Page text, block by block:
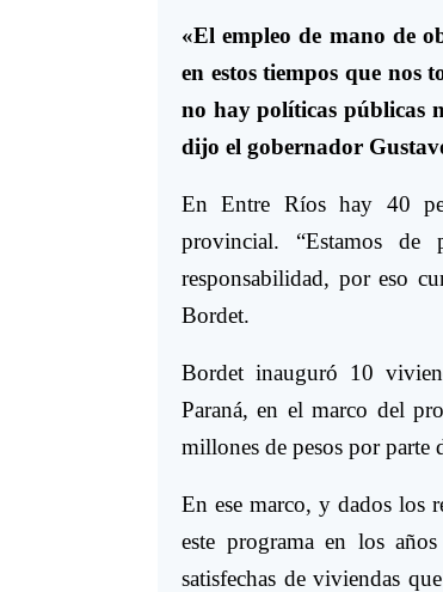
«El empleo de mano de
en estos tiempos que nos
no hay políticas públicas
dijo el gobernador
En Entre Ríos hay 40
provincial. “Estamos de
responsabilidad, por eso
Bordet.
Bordet inauguró 10
Paraná, en el marco del
millones de pesos por
En ese marco, y dados los
este programa en los
satisfechas de viviendas